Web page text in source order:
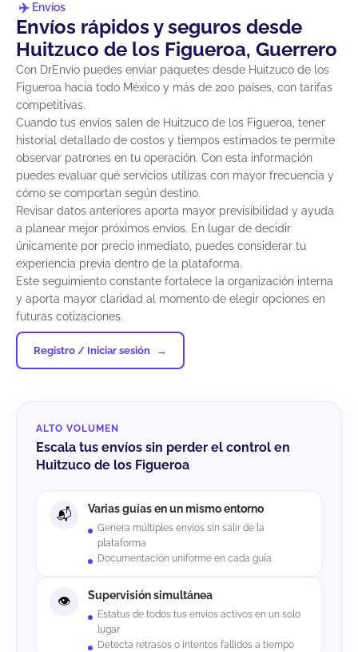
Envíos
Envíos rápidos y seguros desde
Huitzuco de los Figueroa, Guerrero
Con DrEnvío puedes enviar paquetes desde Huitzuco de los
Figueroa hacia todo México y más de 200 países, con tarifas
competitivas.
Cuando tus envíos salen de Huitzuco de los Figueroa, tener
historial detallado de costos y tiempos estimados te permite
observar patrones en tu operación. Con esta información
puedes evaluar qué servicios utilizas con mayor frecuencia y
cómo se comportan según destino.
Revisar datos anteriores aporta mayor previsibilidad y ayuda
a planear mejor próximos envíos. En lugar de decidir
únicamente por precio inmediato, puedes considerar tu
experiencia previa dentro de la plataforma.
Este seguimiento constante fortalece la organización interna
y aporta mayor claridad al momento de elegir opciones en
futuras cotizaciones.
Registro / Iniciar sesión
ALTO VOLUMEN
Escala tus envíos sin perder el control en
Huitzuco de los Figueroa
Varias guías en un mismo entorno
Genera múltiples envíos sin salir de la
plataforma
Documentación uniforme en cada guía
Supervisión simultánea
Estatus de todos tus envíos activos en un solo
lugar
Detecta retrasos o intentos fallidos a tiempo